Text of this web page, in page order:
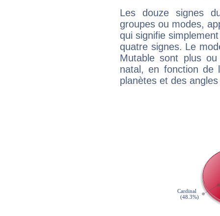
Les douze signes
groupes ou modes,
qui signifie
quatre signes. Le
Mutable sont plus
natal, en fonction de
planètes et des